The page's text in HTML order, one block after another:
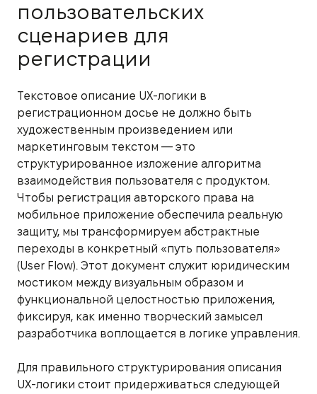
пользовательских
сценариев для
регистрации
Текстовое описание UX-логики в
регистрационном досье не должно быть
художественным произведением или
маркетинговым текстом — это
структурированное изложение алгоритма
взаимодействия пользователя с продуктом.
Чтобы регистрация авторского права на
мобильное приложение обеспечила реальную
защиту, мы трансформируем абстрактные
переходы в конкретный «путь пользователя»
(User Flow). Этот документ служит юридическим
мостиком между визуальным образом и
функциональной целостностью приложения,
фиксируя, как именно творческий замысел
разработчика воплощается в логике управления.
Для правильного структурирования описания
UX-логики стоит придерживаться следующей